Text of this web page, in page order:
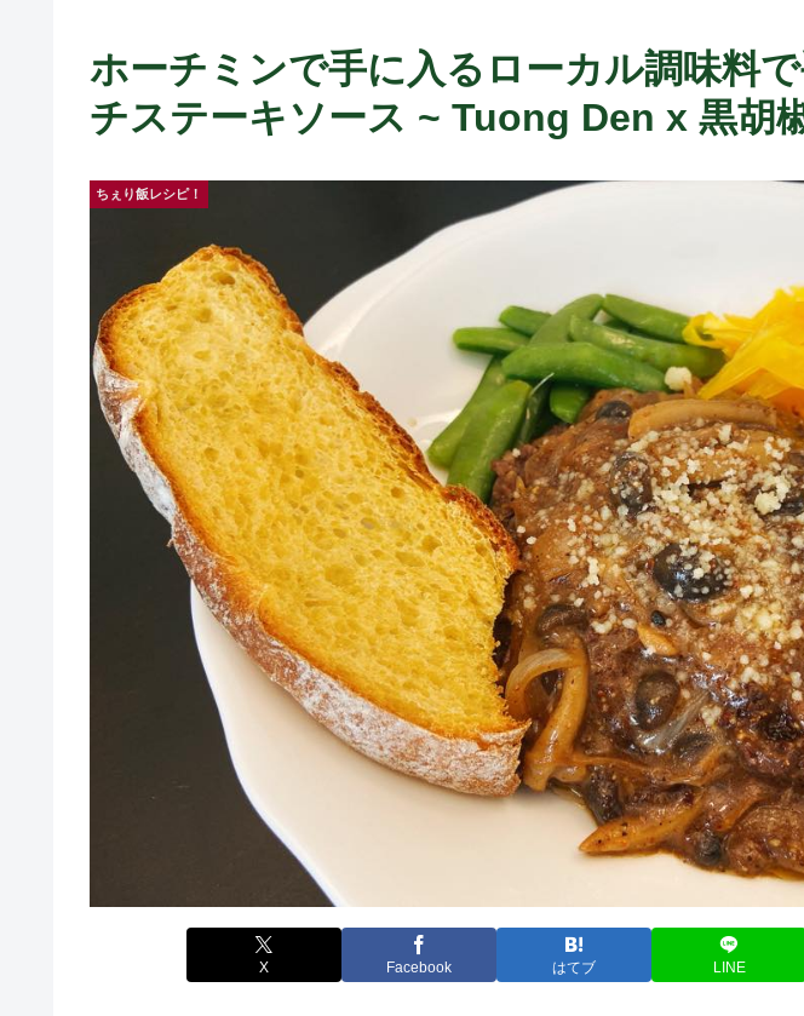
ホーチミンで手に入るローカル調味料
チステーキソース ~ Tuong Den x 黒胡
ちぇり飯レシピ！
X Facebook はてブ LINE